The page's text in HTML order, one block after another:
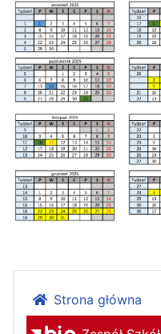
Strona główna